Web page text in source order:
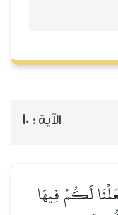
الآية : 10
لَكُمۡ فِيهَا